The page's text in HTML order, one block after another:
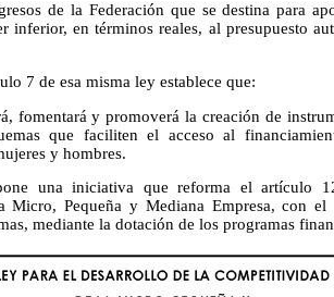
de la Federación que se destina para
inferior, en términos reales, al presupuesto
7 de esa misma ley establece que:
fomentará y promoverá la creación de
que faciliten el acceso al
y hombres.
una iniciativa que reforma el artículo
Micro, Pequeña y Mediana Empresa, con
mediante la dotación de los programas